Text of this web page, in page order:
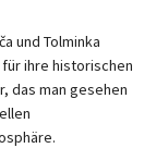
und Tolminka
ihre historischen
das man gesehen